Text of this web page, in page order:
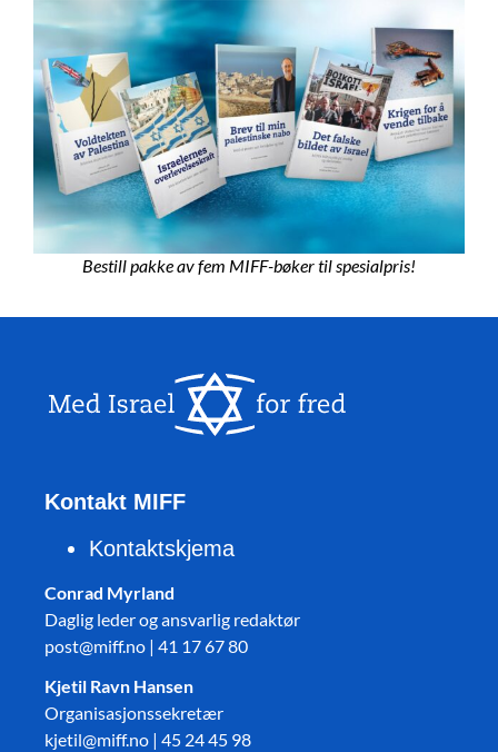
Bestill pakke av fem MIFF-bøker til spesialpris!
Kontakt MIFF
Kontaktskjema
Conrad Myrland
Daglig leder og ansvarlig redaktør
post@miff.no | 41 17 67 80
Kjetil Ravn Hansen
Organisasjonssekretær
kjetil@miff.no | 45 24 45 98